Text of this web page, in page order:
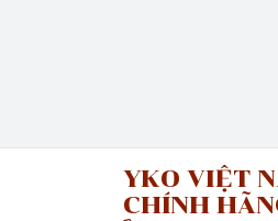
YKO VIỆT
CHÍNH